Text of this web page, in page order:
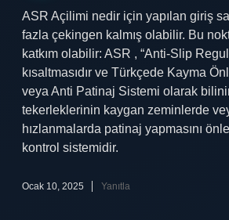
ASR Açilimi nedir için yapılan giriş
fazla çekingen kalmış olabilir. Bu
katkım olabilir: ASR , “Anti-Slip
kısaltmasıdır ve Türkçede Kayma
veya Anti Patinaj Sistemi olarak
tekerleklerinin kaygan zeminlerde
hızlanmalarda patinaj yapmasını
kontrol sistemidir.
Ocak 10, 2025 Yanıtla